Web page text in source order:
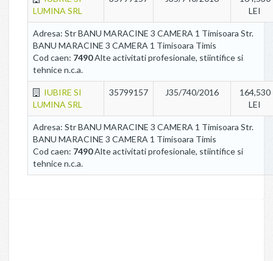
LUMINA SRL
LEI
Adresa: Str BANU MARACINE 3 CAMERA 1 Timisoara Str.
BANU MARACINE 3 CAMERA 1 Timisoara Timis
Cod caen: 7490Alte activitati profesionale, stiintifice si
tehnice n.c.a.
IUBIRE SI
LUMINA SRL
35799157 J35/740/2016
164,530
LEI
Adresa: Str BANU MARACINE 3 CAMERA 1 Timisoara Str.
BANU MARACINE 3 CAMERA 1 Timisoara Timis
Cod caen: 7490Alte activitati profesionale, stiintifice si
tehnice n.c.a.